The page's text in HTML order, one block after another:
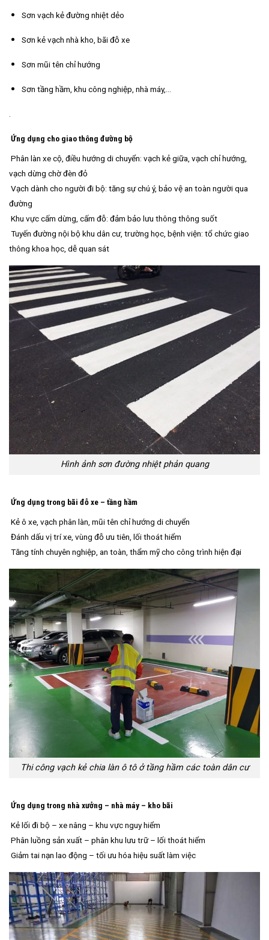
Sơn vạch kẻ đường nhiệt dẻo
Sơn kẻ vạch nhà kho, bãi đỗ xe
Sơn mũi tên chỉ hướng
Sơn tầng hầm, khu công nghiệp, nhà máy,…
Ứng dụng cho giao thông đường bộ
Phân làn xe cộ, điều hướng di chuyển: vạch kẻ giữa, vạch chỉ hướng,
vạch dừng chờ đèn đỏ
Vạch dành cho người đi bộ: tăng sự chú ý, bảo vệ an toàn người qua
đường
Khu vực cấm dừng, cấm đỗ: đảm bảo lưu thông thông suốt
Tuyến đường nội bộ khu dân cư, trường học, bệnh viện: tổ chức giao
thông khoa học, dễ quan sát
Hình ảnh sơn đường nhiệt phản quang
Ứng dụng trong bãi đỗ xe – tầng hầm
Kẻ ô xe, vạch phân làn, mũi tên chỉ hướng di chuyển
Đánh dấu vị trí xe, vùng đỗ ưu tiên, lối thoát hiểm
Tăng tính chuyên nghiệp, an toàn, thẩm mỹ cho công trình hiện đại
Thi công vạch kẻ chia làn ô tô ở tầng hầm các toàn dân cư
Ứng dụng trong nhà xưởng – nhà máy – kho bãi
Kẻ lối đi bộ – xe nâng – khu vực nguy hiểm
Phân luồng sản xuất – phân khu lưu trữ – lối thoát hiểm
Giảm tai nạn lao động – tối ưu hóa hiệu suất làm việc